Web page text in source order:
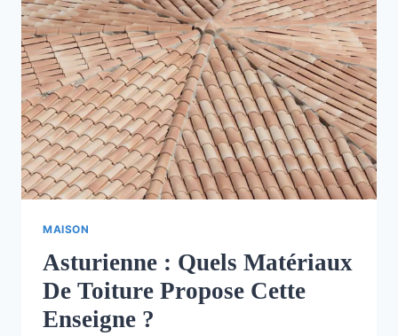
MAISON
Asturienne : Quels Matériaux
De Toiture Propose Cette
Enseigne ?